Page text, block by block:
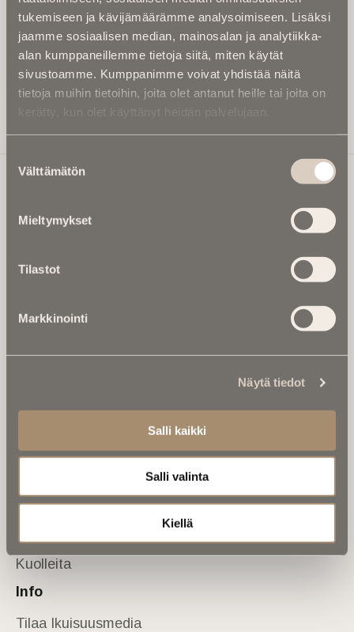
tukemiseen ja kävijämäärämme analysoimiseen. Lisäksi
jaamme sosiaalisen median, mainosalan ja analytiikka-
alan kumppaneillemme tietoja siitä, miten käytät
sivustoamme. Kumppanimme voivat yhdistää näitä
tietoja muihin tietoihin, joita olet antanut heille tai joita on
kerätty, kun olet käyttänyt heidän palvelujaan.
valinta
Välttämätön
Mieltymykset
Tilastot
Markkinointi
Näytä tiedot
Salli kaikki
Salli valinta
Kiellä
Uutiskirje on maksuton eikä se velvoita mihinkään.
Kirjoita tähän sähköpostiosoite, johon haluat uutiskirjeen
tulevan:
Tilaa Uutiskirje
Ikuisuusmedia
valtakunnallinen mediabrändi. Julkaisemme uusimmat
kuolinuutiset ja kuolintiedot.
Anna palautetta
Muistokirjoituksia
Kuolema koskettaa
Asiantuntijoilta
Kuolleita
Info
Tilaa Ikuisuusmedia